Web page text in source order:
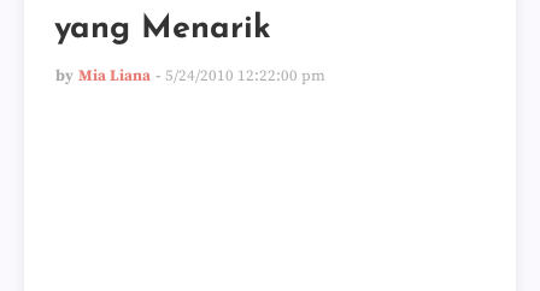
yang Menarik
by Mia Liana 5/24/2010 12:22:00 pm